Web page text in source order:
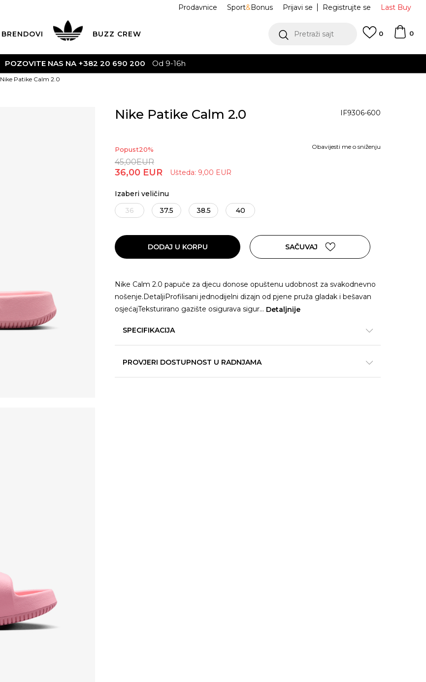
Last Buy
Prijavi se Registrujte se
Prodavnice Sport&Bonus
BRENDOVI BUZZ CREW Pretraži sajt 0
0
POZOVITE NAS NA +382 20 690 200 Od 9-16h
Nike Patike Calm 2.0
Nike Patike Calm 2.0 IF9306-600
Popust20%
45,00EUR
36,00 EUR Ušteda: 9,00 EUR
Obavijesti me o sniženju
Izaberi veličinu
36
37.5 38.5 40
DODAJ U KORPU SAČUVAJ
Nike Calm 2.0 papuče za djecu donose opuštenu udobnost za svakodnevno
nošenje.DetaljiProfilisani jednodijelni dizajn od pjene pruža gladak i bešavan
osjećajTeksturirano gazište osigurava sigur... Detaljnije
SPECIFIKACIJA
PROVJERI DOSTUPNOST U RADNJAMA